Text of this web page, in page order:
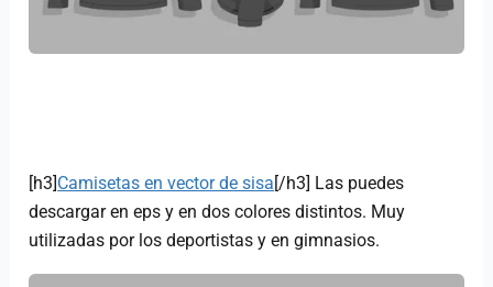
[h3]Camisetas en vector de sisa[/h3] Las puedes
descargar en eps y en dos colores distintos. Muy
utilizadas por los deportistas y en gimnasios.